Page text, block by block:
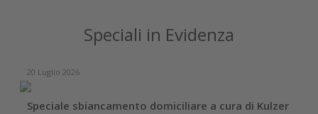
Speciali in Evidenza
20 Luglio 2026
Speciale sbiancamento domiciliare a cura di Kulzer